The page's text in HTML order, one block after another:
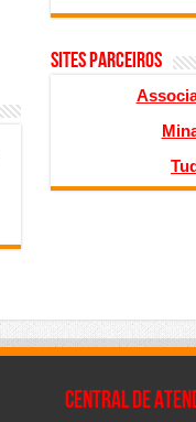
SITES PARCEIROS
CENTRAL DE